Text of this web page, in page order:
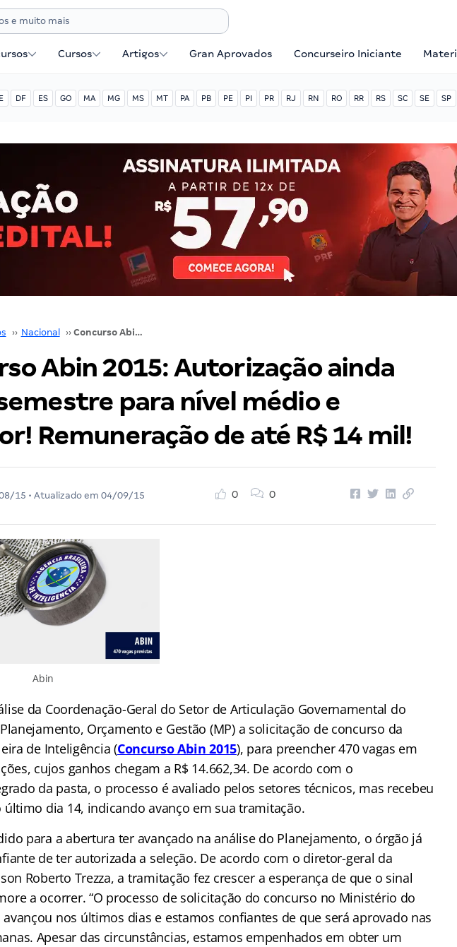
Cursos Artigos Gran Aprovados Concurseiro Iniciante
DF ES GO MA MG MS MT PA PB PE PI PR RJ RN RO RR RS SC SE SP
›› Nacional ›› Concurso Abin 2015: Autorização ainda neste semestre para nível médio e superior! Remuneração de até R$ 14 mil!
Abin 2015: Autorização ainda
para nível médio e
Remuneração de até R$ 14 mil!
15 • Atualizado em 04/09/15
0 0
Abin
da Coordenação-Geral do Setor de Articulação Governamental do
Orçamento e Gestão (MP) a solicitação de concurso da
de Inteligência (Concurso Abin 2015), para preencher 470 vagas em
cujos ganhos chegam a R$ 14.662,34. De acordo com o
da pasta, o processo é avaliado pelos setores técnicos, mas recebeu
último dia 14, indicando avanço em sua tramitação.
para a abertura ter avançado na análise do Planejamento, o órgão já
de ter autorizada a seleção. De acordo com o diretor-geral da
Roberto Trezza, a tramitação fez crescer a esperança de que o sinal
a ocorrer. “O processo de solicitação do concurso no Ministério do
nos últimos dias e estamos confiantes de que será aprovado nas
Apesar das circunstâncias, estamos empenhados em obter um